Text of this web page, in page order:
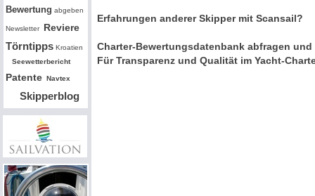
Bewertung abgeben
Newsletter Reviere
Törntipps Kroatien
Seewetterbericht
Patente Navtex
Skipperblog
Erfahrungen anderer Skipper mit Scansail?
Charter-Bewertungsdatenbank abfragen
Für Transparenz und Qualität im Yacht-